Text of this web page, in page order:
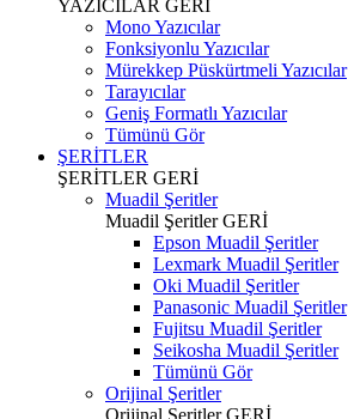
YAZICILAR GERİ
Mono Yazıcılar
Fonksiyonlu Yazıcılar
Mürekkep Püskürtmeli Yazıcılar
Tarayıcılar
Geniş Formatlı Yazıcılar
Tümünü Gör
ŞERİTLER
ŞERİTLER GERİ
Muadil Şeritler
Muadil ŞeritlerGERİ
Epson Muadil Şeritler
Lexmark Muadil Şeritler
Oki Muadil Şeritler
Panasonic Muadil Şeritler
Fujitsu Muadil Şeritler
Seikosha Muadil Şeritler
Tümünü Gör
Orijinal Şeritler
Orijinal ŞeritlerGERİ